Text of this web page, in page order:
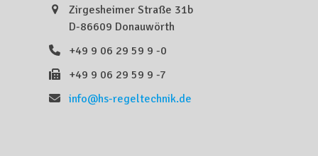
Zirgesheimer Straße 31b
D-86609 Donauwörth
+49 9 06 29 59 9 -0
+49 9 06 29 59 9 -7
info@hs-regeltechnik.de